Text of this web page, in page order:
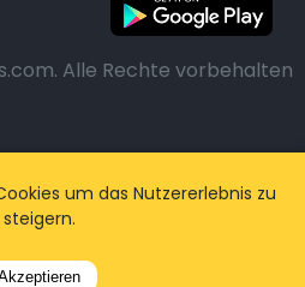
Alle Rechte vorbehalten
um das Nutzererlebnis zu
steigern.